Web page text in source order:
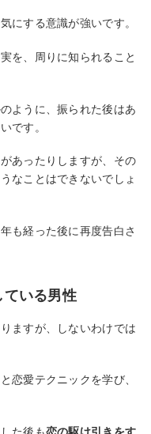
にする意識が強いです。
を、周りに知られること
ように、振られた後はあ
です。
あったりしますが、その
なことはできないでしょ
も経った後に再度告白さ
ている男性
ますが、しないわけでは
恋愛テクニックを学び、